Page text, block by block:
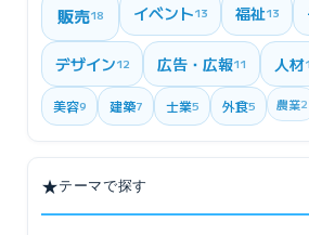
販売18 イベント13 福祉13
デザイン12 広告・広報11 人材
美容9 建築7 士業5 外食5 農業2
★テーマで探す